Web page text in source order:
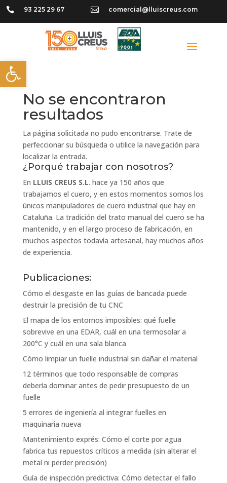
Abrir barra de herramientas
 93 225 29 67  comercial@lluiscreus.com
No se encontraron
resultados
La página solicitada no pudo encontrarse. Trate de
perfeccionar su búsqueda o utilice la navegación para
localizar la entrada.
¿Porqué trabajar con nosotros?
En LLUIS CREUS S.L. hace ya 150 años que
trabajamos el cuero, y en estos momentos somos los
únicos manipuladores de cuero industrial que hay en
Cataluña. La tradición del trato manual del cuero se ha
mantenido, y en el largo proceso de fabricación, en
muchos aspectos todavía artesanal, hay muchos años
de experiencia.
Publicaciones:
Cómo el desgaste en las guías de bancada puede
destruir la precisión de tu CNC
El mapa de los entornos imposibles: qué fuelle
sobrevive en una EDAR, cuál en una termosolar a
200°C y cuál en una sala blanca
Cómo limpiar un fuelle industrial sin dañar el material
12 términos que todo responsable de compras
debería dominar antes de pedir presupuesto de un
fuelle
5 errores de ingeniería al integrar fuelles en
maquinaria nueva
Mantenimiento exprés: Cómo el corte por agua
fabrica tus repuestos críticos a medida (sin alterar el
metal ni perder precisión)
Guía de inspección predictiva: Cómo detectar el fallo